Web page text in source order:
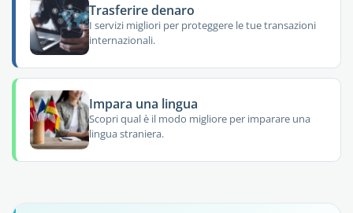
Trasferire denaro
I servizi migliori per proteggere le tue transazioni
internazionali.
Impara una lingua
Scopri qual è il modo migliore per imparare una
lingua straniera.